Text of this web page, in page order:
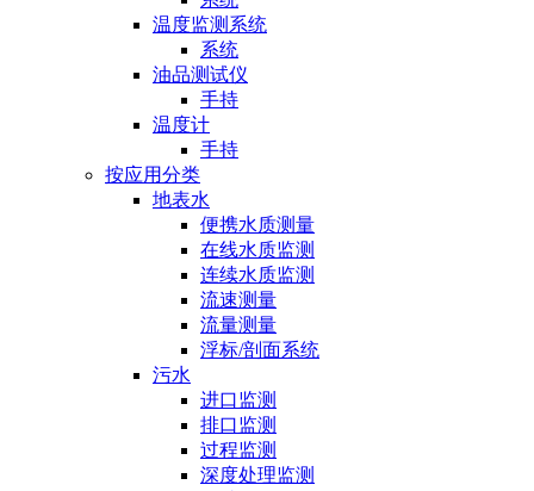
温度监测系统
系统
油品测试仪
手持
温度计
手持
按应用分类
地表水
便携水质测量
在线水质监测
连续水质监测
流速测量
流量测量
浮标/剖面系统
污水
进口监测
排口监测
过程监测
深度处理监测